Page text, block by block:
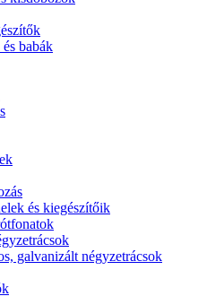
babák
és kiegészítőik
galvanizált négyzetrácsok